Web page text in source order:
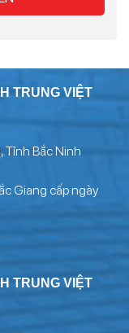
TRUNG VIỆT
Tỉnh Bắc Ninh
Giang cấp ngày
TRUNG VIỆT